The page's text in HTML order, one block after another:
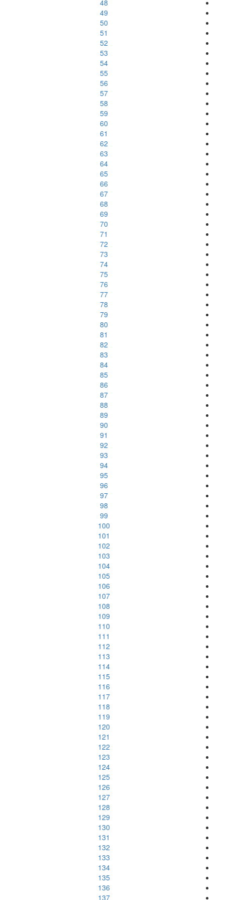
48
49
50
51
52
53
54
55
56
57
58
59
60
61
62
63
64
65
66
67
68
69
70
71
72
73
74
75
76
77
78
79
80
81
82
83
84
85
86
87
88
89
90
91
92
93
94
95
96
97
98
99
100
101
102
103
104
105
106
107
108
109
110
111
112
113
114
115
116
117
118
119
120
121
122
123
124
125
126
127
128
129
130
131
132
133
134
135
136
137